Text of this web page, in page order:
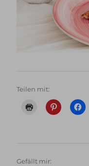
Teilen mit:
Gefällt mir: